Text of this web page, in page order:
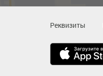
Реквизиты